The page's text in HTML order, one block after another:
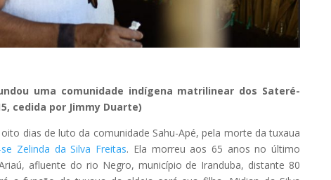
uma comunidade indígena matrilinear dos Sateré-
cedida por Jimmy Duarte)
dias de luto da comunidade Sahu-Apé, pela morte da tuxaua
Zelinda da Silva Freitas. Ela morreu aos 65 anos no último
afluente do rio Negro, município de Iranduba, distante 80